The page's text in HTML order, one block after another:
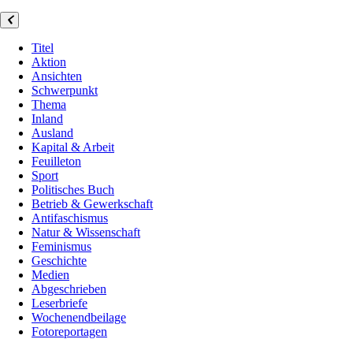
Titel
Aktion
Ansichten
Schwerpunkt
Thema
Inland
Ausland
Kapital & Arbeit
Feuilleton
Sport
Politisches Buch
Betrieb & Gewerkschaft
Antifaschismus
Natur & Wissenschaft
Feminismus
Geschichte
Medien
Abgeschrieben
Leserbriefe
Wochenendbeilage
Fotoreportagen